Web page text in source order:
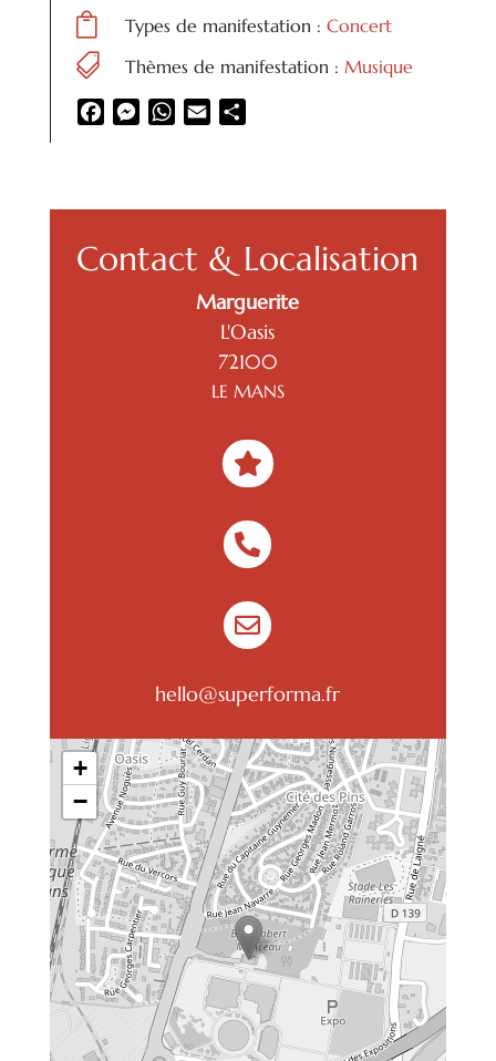
 Types de manifestation : Concert
 Thèmes de manifestation : Musique
FacebookMessenger
WhatsApp
Email
Contact & Localisation
Marguerite
L'Oasis
72100
LE MANS



hello@superforma.fr
+
−